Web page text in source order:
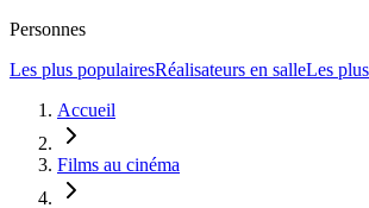
Personnes
Les plus populairesRéalisateurs en salleLes
Accueil
Films au cinéma